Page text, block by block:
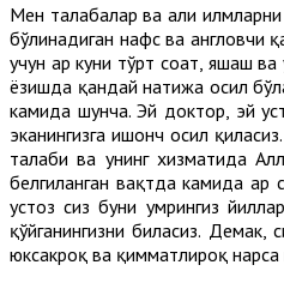
Мен талабалар ва аҳли
бўлинадиган нафс ва англовчи
учун ҳар куни тўрт соат, яшаш
ёзишда қандай натижа ҳосил
камида шунча. Эй доктор, эй
эканингизга ишонч ҳосил
талаби ва унинг хизматида
белгиланган вақтда камида
устоз сиз буни умрингиз
қўйганингизни биласиз.
юксакроқ ва қимматлироқ нарса